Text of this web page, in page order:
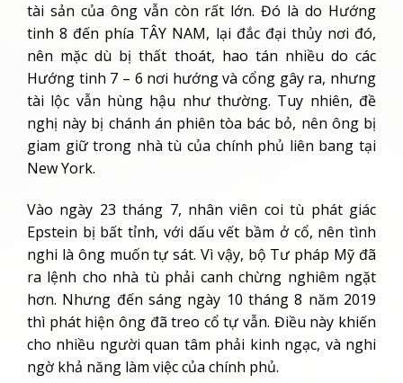
tài sản của ông vẫn còn rất lớn. Đó là do Hướng
tinh 8 đến phía TÂY NAM, lại đắc đại thủy nơi đó,
nên mặc dù bị thất thoát, hao tán nhiều do các
Hướng tinh 7 – 6 nơi hướng và cổng gây ra, nhưng
tài lộc vẫn hùng hậu như thường. Tuy nhiên, đề
nghị này bị chánh án phiên tòa bác bỏ, nên ông bị
giam giữ trong nhà tù của chính phủ liên bang tại
New York.
Vào ngày 23 tháng 7, nhân viên coi tù phát giác
Epstein bị bất tỉnh, với dấu vết bầm ở cổ, nên tình
nghi là ông muốn tự sát. Vì vậy, bộ Tư pháp Mỹ đã
ra lệnh cho nhà tù phải canh chừng nghiêm ngặt
hơn. Nhưng đến sáng ngày 10 tháng 8 năm 2019
thì phát hiện ông đã treo cổ tự vẫn. Điều này khiến
cho nhiều người quan tâm phải kinh ngạc, và nghi
ngờ khả năng làm việc của chính phủ.